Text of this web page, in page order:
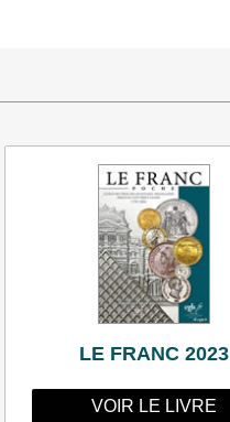
LE FRANC 2023
VOIR LE LIVRE